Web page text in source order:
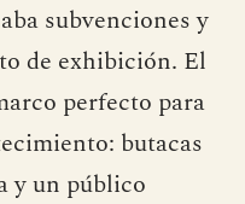
subvenciones y
de exhibición. El
perfecto para
butacas
y un público